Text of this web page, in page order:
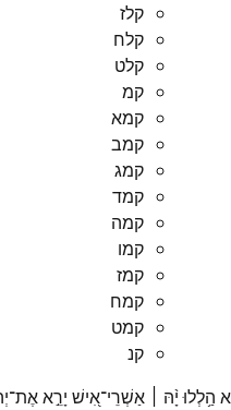
קלז
קלח
קלט
קמ
קמא
קמב
קמג
קמד
קמה
קמו
קמז
קמח
קמט
קנ
א הַ֥לְלוּיָ֨הּ ׀ אַשְׁרֵי־אִ֭ישׁ יָרֵ֣אאֶת־